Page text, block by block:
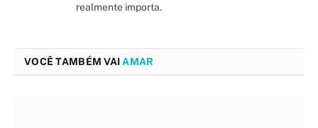
realmente importa.
VOCÊ TAMBÉM VAI AMAR